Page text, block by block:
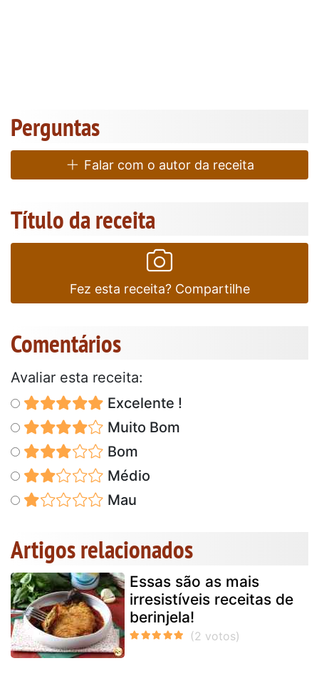
Perguntas
Falar com o autor da receita
Título da receita
Fez esta receita? Compartilhe
Comentários
Avaliar esta receita:
Excelente !
Muito Bom
Bom
Médio
Mau
Artigos relacionados
Essas são as mais
irresistíveis receitas de
berinjela!